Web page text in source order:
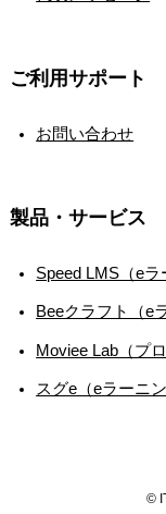
ご利用サポート
お問い合わせ
製品・サービス
Speed LMS（eラ
Beeクラフト（e
Moviee Lab（プ
スグe（eラーニン
©